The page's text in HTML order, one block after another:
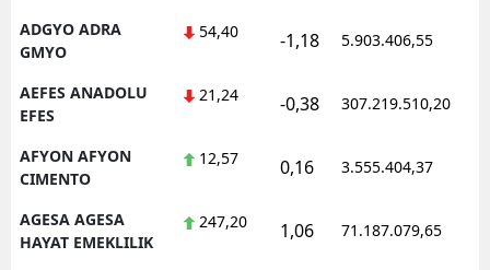
Hakkari
Mersin
ADGYO ADRA
GMYO
54,40 -1,18 5.903.406,55
AEFES ANADOLU
EFES
21,24 -0,38 307.219.510,20
AFYON AFYON
CIMENTO
12,57 0,16 3.555.404,37
AGESA AGESA
HAYAT EMEKLILIK
247,20 1,06 71.187.079,65